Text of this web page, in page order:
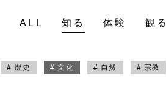
ALL 知る 体験 観る
# 歴史 # 文化 # 自然 # 宗教